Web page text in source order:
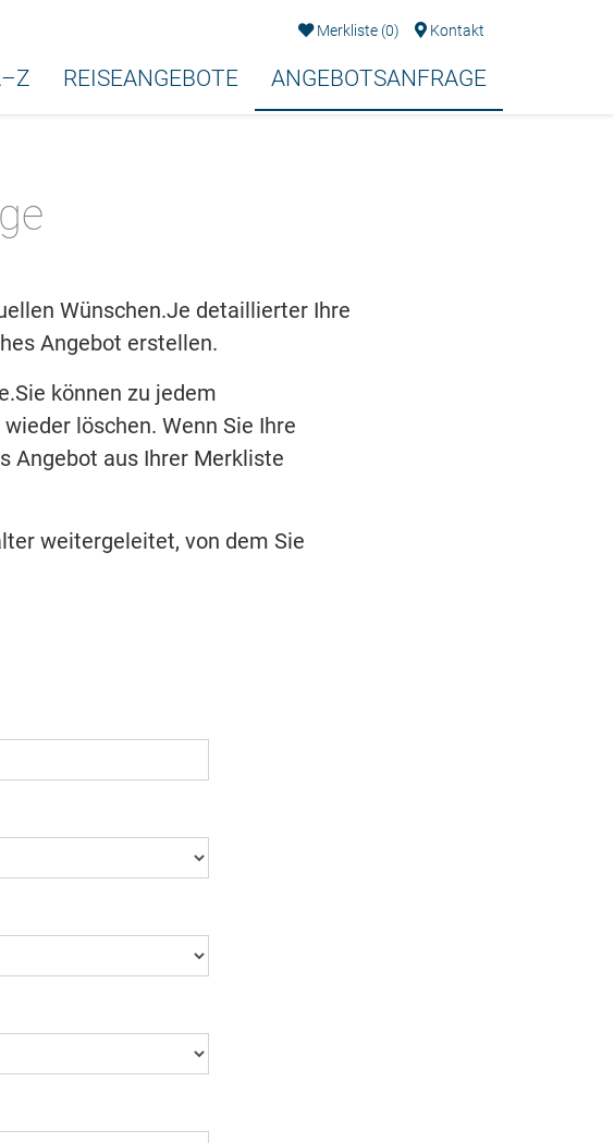
Merkliste (0) Kontakt
REISEANGEBOTE ANGEBOTSANFRAGE
Wünschen.Je detaillierter Ihre
Angebot erstellen.
können zu jedem
löschen. Wenn Sie Ihre
Angebot aus Ihrer Merkliste
weitergeleitet, von dem Sie